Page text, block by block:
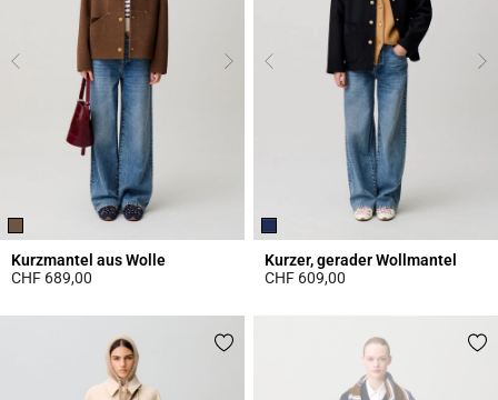
Kurzmantel aus Wolle
CHF 689,00
Kurzer, gerader Wollmantel
CHF 609,00